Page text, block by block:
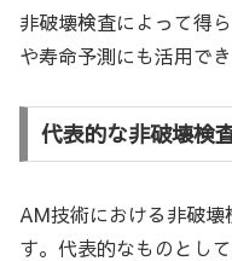
非破壊検査によって得
や寿命予測にも活用でき
代表的な非破壊検
AM技術における非破
す。代表的なものとし